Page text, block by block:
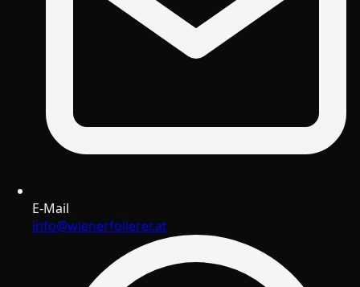
E-Mail
info@wienerfolierer.at